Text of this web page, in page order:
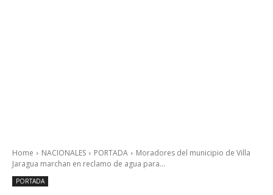
Home NACIONALES PORTADA
Moradores del municipio de Villa
Jaragua marchan en reclamo de agua para...
PORTADA